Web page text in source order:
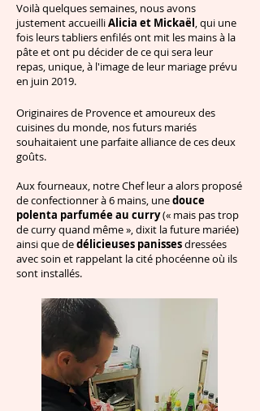
Voilà quelques semaines, nous avons
justement accueilliAlicia et Mickaël, qui une
fois leurs tabliers enfilés ont mit les mains à la
pâte et ont pu décider de ce qui sera leur
repas, unique, à l'image de leur mariage prévu
en juin 2019.
Originaires de Provence et amoureux des
cuisines du monde, nos futurs mariés
souhaitaient une parfaite alliance de ces deux
goûts.
Aux fourneaux, notre Chef leur a alors proposé
de confectionner à 6 mains, unedouce
polenta parfumée au curry(« mais pas trop
de curry quand même », dixit la future mariée)
ainsi que dedélicieuses panissesdressées
avec soin et rappelant la cité phocéenne où ils
sont installés.